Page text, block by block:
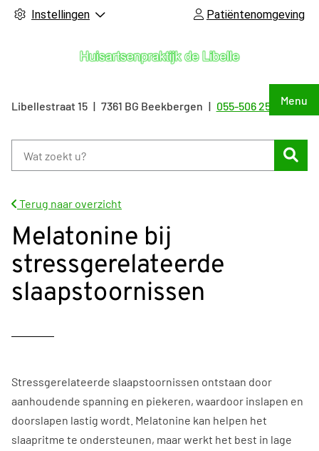
Instellingen Patiëntenomgeving
Menu
Libellestraat15 7361 BG Beekbergen Tel:
055-506 25 55
Terug naar overzicht
Melatonine bij
stressgerelateerde
slaapstoornissen
Stressgerelateerde slaapstoornissen ontstaan door
aanhoudende spanning en piekeren, waardoor inslapen en
doorslapen lastig wordt. Melatonine kan helpen het
slaapritme te ondersteunen, maar werkt het best in lage